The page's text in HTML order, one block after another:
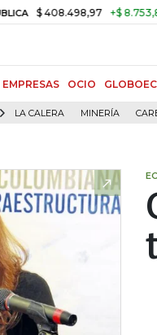
$ 408.498,97 +$ 8.753,81
EMPRESAS OCIO
LA CALERA MINERÍA